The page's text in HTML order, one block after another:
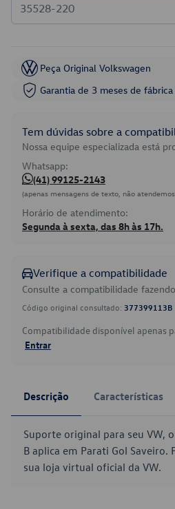
Peça Original Volkswagen
Garantia de 3 meses de fábrica
Tem dúvidas sobre a
Nossa equipe especializada está
Whatsapp:
(41) 99125-2143
(apenas mensagens de texto, não
Horário de atendimento:
Segunda à sexta, das 8h às 17h.
Verifique a compatibilidade
Consulte a compatibilidade
Código original consultado: 377399113B
Compatibilidade disponível apenas
Entrar
Descrição Características
Suporte original para seu VW,
B aplica em Parati Gol Saveiro.
sua loja virtual oficial da VW.